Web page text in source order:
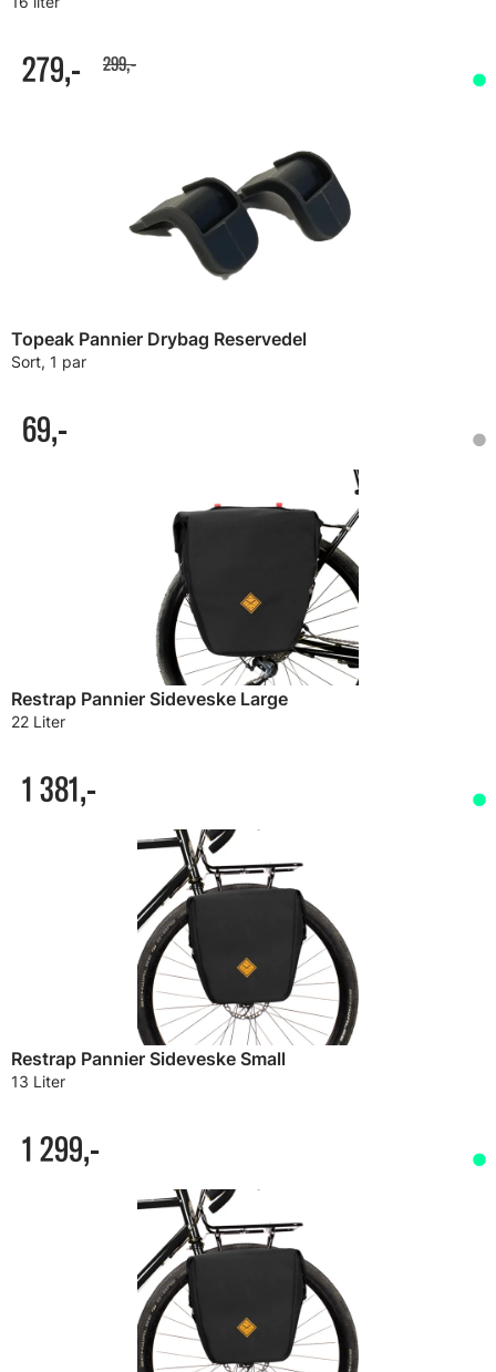
279,- 299,-
Topeak Pannier Drybag Reservedel
Sort, 1 par
69,-
Restrap Pannier Sideveske Large
22 Liter
1 381,-
Restrap Pannier Sideveske Small
13 Liter
1 299,-